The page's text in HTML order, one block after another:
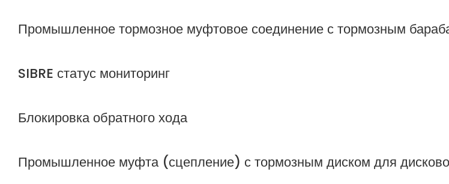
Промышленное тормозное муфтовое соединение с тормозным
SIBRE статус мониторинг
Блокировка обратного хода
Промышленное муфта (сцепление) с тормозным диском для